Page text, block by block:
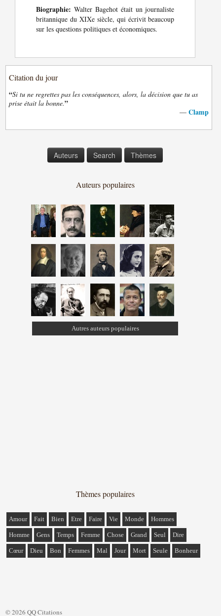
Biographie: Walter Bagehot était un journaliste
britannique du XIXe siècle, qui écrivit beaucoup
sur les questions politiques et économiques.
Citation du jour
“Si tu ne regrettes pas les conséquences, alors, la décision que tu as
prise était la bonne.”
— Clamp
Auteurs Search Thèmes
Auteurs populaires
Autres auteurs populaires
Thèmes populaires
Amour Fait Bien Etre Faire Vie Monde Hommes
Homme Gens Temps Femme Chose Grand Seul Dire
Cœur Dieu Bon Femmes Mal Jour Mort Seule Bonheur
© 2026 QQ Citations